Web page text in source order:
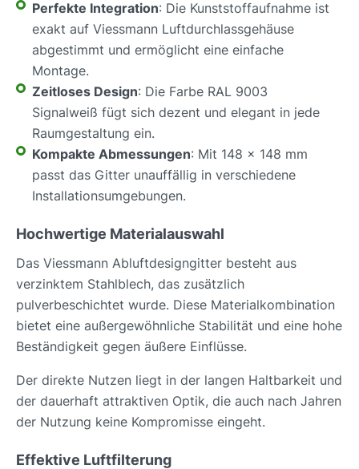
Perfekte Integration: Die Kunststoffaufnahme ist
exakt auf Viessmann Luftdurchlassgehäuse
abgestimmt und ermöglicht eine einfache
Montage.
Zeitloses Design: Die Farbe RAL 9003
Signalweiß fügt sich dezent und elegant in jede
Raumgestaltung ein.
Kompakte Abmessungen: Mit 148 x 148 mm
passt das Gitter unauffällig in verschiedene
Installationsumgebungen.
Hochwertige Materialauswahl
Das Viessmann Abluftdesigngitter besteht aus
verzinktem Stahlblech, das zusätzlich
pulverbeschichtet wurde. Diese Materialkombination
bietet eine außergewöhnliche Stabilität und eine hohe
Beständigkeit gegen äußere Einflüsse.
Der direkte Nutzen liegt in der langen Haltbarkeit und
der dauerhaft attraktiven Optik, die auch nach Jahren
der Nutzung keine Kompromisse eingeht.
Effektive Luftfilterung